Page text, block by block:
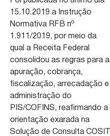
15.10.2019 a Instrução
Normativa RFB nº
1.911/2019, por meio da
qual a Receita Federal
consolidou as regras para a
apuração, cobrança,
fiscalização, arrecadação e
administração do
PIS/COFINS, reafirmando a
orientação exarada na
Solução de Consulta COSIT